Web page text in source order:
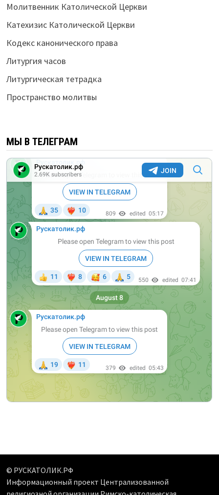
Молитвенник Католической Церкви
Катехизис Католической Церкви
Кодекс канонического права
Литургия часов
Литургическая тетрадка
Пространство молитвы
МЫ В ТЕЛЕГРАМ
© РУСКАТОЛИК.РФ
Информационный проект Централизованной